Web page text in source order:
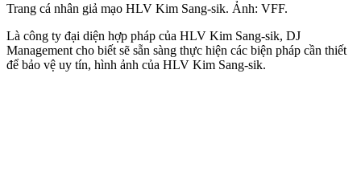
Trang cá nhân giả mạo HLV Kim Sang-sik. Ảnh: VFF.
Là công ty đại diện hợp pháp của HLV Kim Sang-sik, DJ
Management cho biết sẽ sẵn sàng thực hiện các biện pháp cần thiết
để bảo vệ uy tín, hình ảnh của HLV Kim Sang-sik.